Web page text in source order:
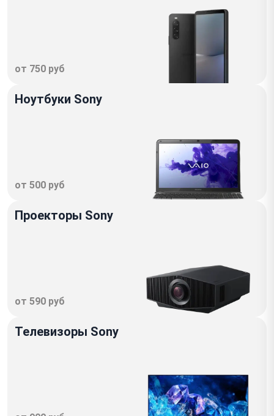
от 750 руб
Ноутбуки Sony
от 500 руб
Проекторы Sony
от 590 руб
Телевизоры Sony